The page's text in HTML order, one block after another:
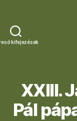
kifejezések
XXIII.
Pál